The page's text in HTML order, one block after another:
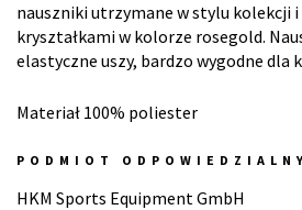
nauszniki utrzymane w stylu kolekcji
kryształkami w kolorze rosegold.
elastyczne uszy, bardzo wygodne dla
Materiał 100% poliester
PODMIOT
HKM Sports Equipment GmbH